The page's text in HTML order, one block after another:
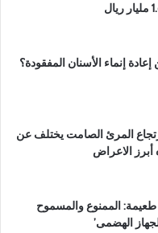
إنماء الأسنان المفقودة؟
المرئ الصامت يختلف عن
أبرز الاعراض
طعيمة: الممنوع والمسموح
الهضمى’